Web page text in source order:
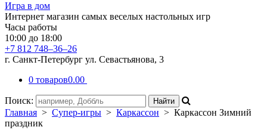
Игра в дом
Интернет магазин самых веселых настольных игр
Часы работы
10:00 до 18:00
+7 812 748–36–26
г. Санкт-Петербург ул. Севастьянова, 3
0 товаров0.00
Поиск:
Главная > Супер-игры > Каркассон > Каркассон Зимний
праздник